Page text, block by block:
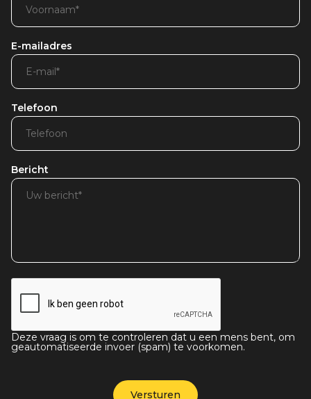
E-mailadres
Telefoon
Bericht
Deze vraag is om te controleren dat u een mens bent, om
geautomatiseerde invoer (spam) te voorkomen.